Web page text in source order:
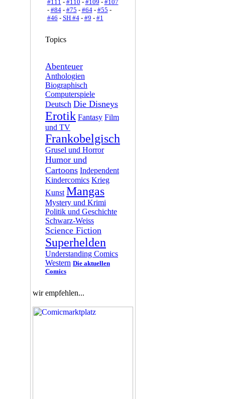
#111 - #110 - #109 - #107
- #84- #75 - #64- #55 -
#46 - SH #4- #9 - #1
Topics
Abenteuer
Anthologien
Biographisch
Computerspiele
Deutsch Die Disneys
Erotik Fantasy Film
und TV
Frankobelgisch
Grusel und Horror
Humor und
Cartoons Independent
Kindercomics Krieg
Kunst Mangas
Mystery und Krimi
Politik und Geschichte
Schwarz-Weiss
Science Fiction
Superhelden
Understanding Comics
Western Die aktuellen
Comics
wir empfehlen...